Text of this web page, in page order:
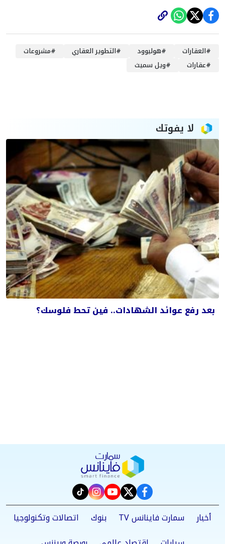
#العقارات #هوليوود #التطوير العقاري #مشروعات
#عقارات #ويل سميث
لا يفوتك
بعد رفع عوائد الشهادات.. فين تحط فلوسك؟
facebook
twitter
youtube
instagram
tiktok
أخبار
سمارت فاينانس TV بنوك
اتصالات وتكنولوجيا